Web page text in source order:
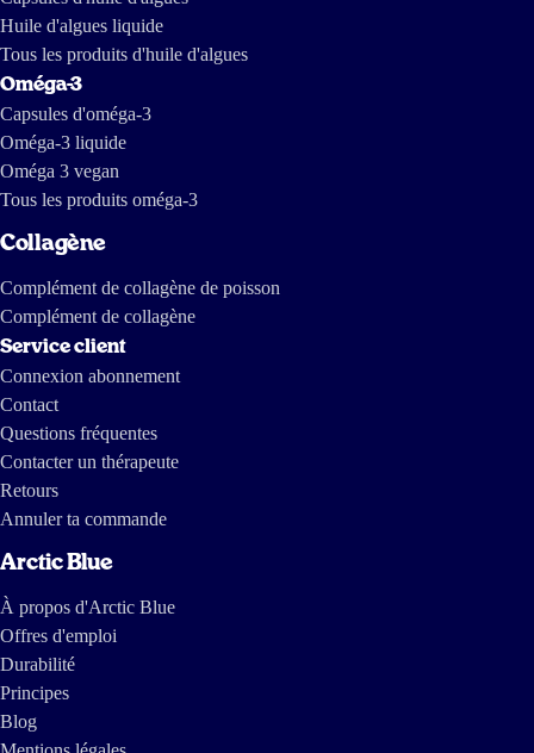
Huile d'algues liquide
Tous les produits d'huile d'algues
Oméga-3
Capsules d'oméga-3
Oméga-3 liquide
Oméga 3 vegan
Tous les produits oméga-3
Collagène
Complément de collagène de poisson
Complément de collagène
Service client
Connexion abonnement
Contact
Questions fréquentes
Contacter un thérapeute
Retours
Annuler ta commande
Arctic Blue
À propos d'Arctic Blue
Offres d'emploi
Durabilité
Principes
Blog